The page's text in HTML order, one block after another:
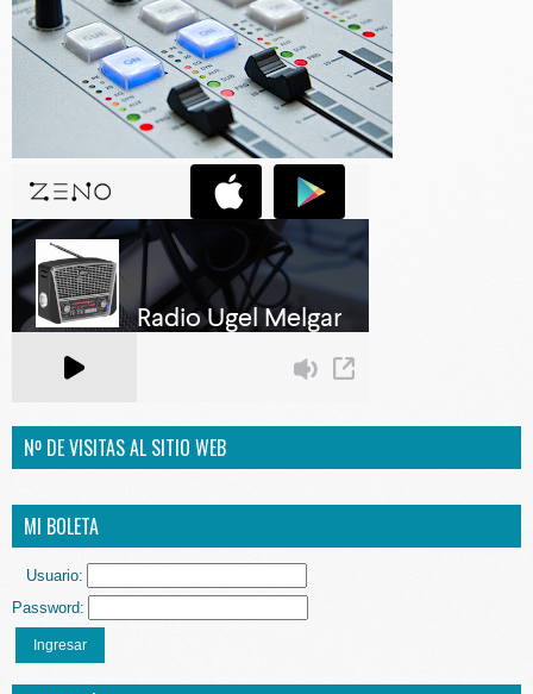
Nº DE VISITAS AL SITIO WEB
MI BOLETA
Usuario:
Password:
Ingresar